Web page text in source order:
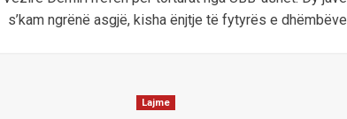
s’kam ngrënë asgjë, kisha ënjtje të fytyrës e dhëmbëve
Lajme